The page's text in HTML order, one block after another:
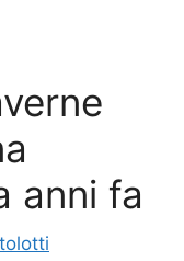
anni fa